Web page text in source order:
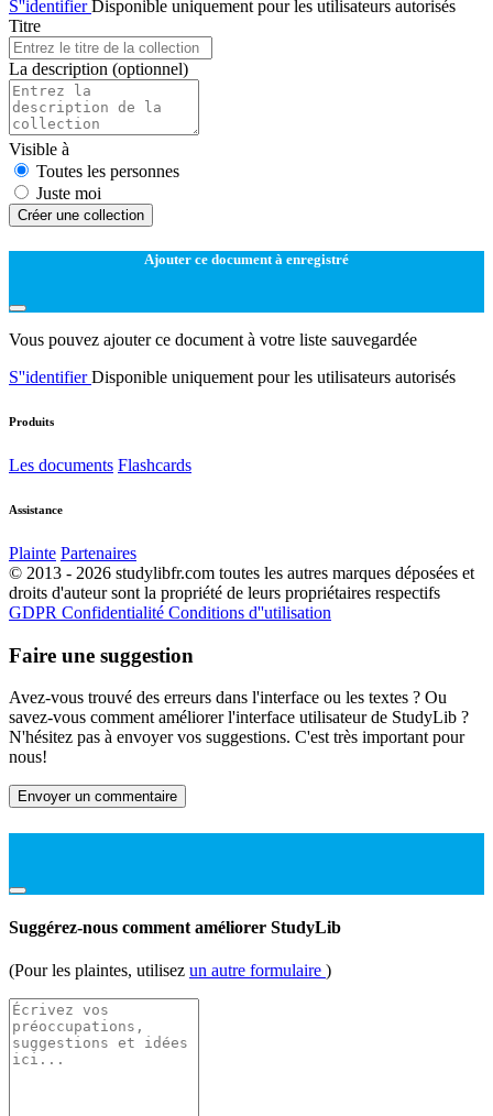
S''identifierDisponible uniquement pour les utilisateurs autorisés
Titre
La description (optionnel)
Visible à
Toutes les personnes
Juste moi
Créer une collection
Ajouter ce document à enregistré
Vous pouvez ajouter ce document à votre liste sauvegardée
S''identifierDisponible uniquement pour les utilisateurs autorisés
Produits
Les documents Flashcards
Assistance
Plainte Partenaires
© 2013 - 2026 studylibfr.com toutes les autres marques déposées et
droits d'auteur sont la propriété de leurs propriétaires respectifs
GDPR Confidentialité Conditions d''utilisation
Faire une suggestion
Avez-vous trouvé des erreurs dans l'interface ou les textes ? Ou
savez-vous comment améliorer l'interface utilisateur de StudyLib ?
N'hésitez pas à envoyer vos suggestions. C'est très important pour
nous!
Envoyer un commentaire
Suggérez-nous comment améliorer StudyLib
(Pour les plaintes, utilisez un autre formulaire )